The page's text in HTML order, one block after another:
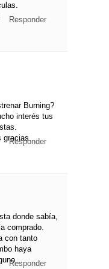
Responder
Burning?
interés tus
gracias.
Responder
donde sabía,
comprado.
con tanto
haya
Responder